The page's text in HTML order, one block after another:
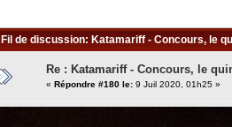
Fil de discussion: Katamariff - Concours, le
Re : Katamariff - Concours, le
« Répondre #180 le: 9 Juil 2020, 01h25 »